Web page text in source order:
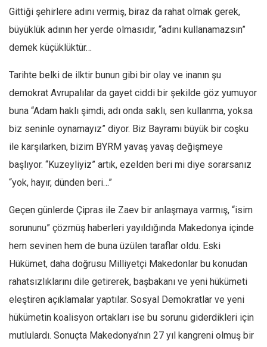
Gittiği şehirlere adını vermiş, biraz da rahat olmak gerek,
büyüklük adının her yerde olmasıdır, “adını kullanamazsın”
demek küçüklüktür…
Tarihte belki de ilktir bunun gibi bir olay ve inanın şu
demokrat Avrupalılar da gayet ciddi bir şekilde göz yumuyor
buna “Adam haklı şimdi, adı onda saklı, sen kullanma, yoksa
biz seninle oynamayız” diyor. Biz Bayramı büyük bir coşku
ile karşılarken, bizim BYRM yavaş yavaş değişmeye
başlıyor. “Kuzeyliyiz” artık, ezelden beri mi diye sorarsanız
“yok, hayır, dünden beri…”
Geçen günlerde Çipras ile Zaev bir anlaşmaya varmış, “isim
sorununu” çözmüş haberleri yayıldığında Makedonya içinde
hem sevinen hem de buna üzülen taraflar oldu. Eski
Hükümet, daha doğrusu Milliyetçi Makedonlar bu konudan
rahatsızlıklarını dile getirerek, başbakanı ve yeni hükümeti
eleştiren açıklamalar yaptılar. Sosyal Demokratlar ve yeni
hükümetin koalisyon ortakları ise bu sorunu giderdikleri için
mutlulardı. Sonuçta Makedonya’nın 27 yıl kangreni olmuş bir